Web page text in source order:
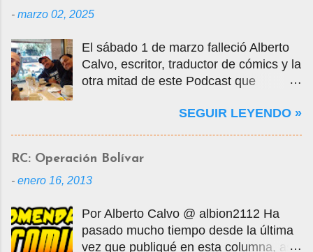
- marzo 02, 2025
El sábado 1 de marzo falleció Alberto
Calvo, escritor, traductor de cómics y la
otra mitad de este Podcast que
14 años. La foto que ven es una selfie
mis vacaciones, justo antes de que
empezara la pandemia por el Covid-
gentileza de mostrarme muchos
lugares de la ciudad y ayudarme a
conseguir entradas para visitar la Mole,
SEGUIR LEYENDO »
RC: Operación Bolívar
- enero 16, 2013
Por Alberto Calvo @ albion2112 Ha
pasado mucho tiempo desde la última
vez que publiqué en esta columna, así